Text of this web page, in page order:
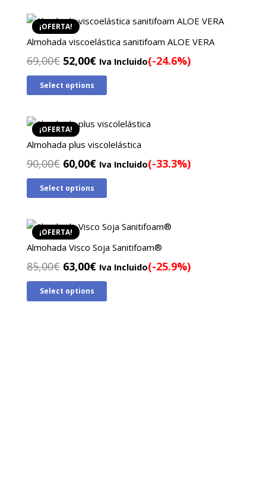
72,00€.52,00€.
¡OFERTA!
Almohada viscoelástica sanitifoam ALOE VERA
69,00€ El
precio
original
69,00€.
52,00€El
precio
actual
52,00€.
Iva Incluido(-24.6%)
Select options
¡OFERTA!
Almohada plus viscolelástica
90,00€ El
precio
original
90,00€.
60,00€El
precio
actual
60,00€.
Iva Incluido(-33.3%)
Select options
¡OFERTA!
Almohada Visco Soja Sanitifoam®
85,00€ El
precio
original
63,00€El
precio
Iva Incluido(-25.9%)
Select options